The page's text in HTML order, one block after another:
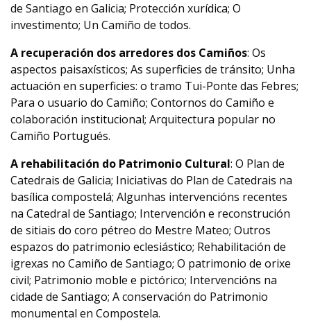
de Santiago en Galicia; Protección xurídica; O
investimento; Un Camiño de todos.
A recuperación dos arredores dos Camiños: Os
aspectos paisaxísticos; As superficies de tránsito; Unha
actuación en superficies: o tramo Tui-Ponte das Febres;
Para o usuario do Camiño; Contornos do Camiño e
colaboración institucional; Arquitectura popular no
Camiño Portugués.
A rehabilitación do Patrimonio Cultural: O Plan de
Catedrais de Galicia; Iniciativas do Plan de Catedrais na
basílica compostelá; Algunhas intervencións recentes
na Catedral de Santiago; Intervención e reconstrución
de sitiais do coro pétreo do Mestre Mateo; Outros
espazos do patrimonio eclesiástico; Rehabilitación de
igrexas no Camiño de Santiago; O patrimonio de orixe
civil; Patrimonio moble e pictórico; Intervencións na
cidade de Santiago; A conservación do Patrimonio
monumental en Compostela.